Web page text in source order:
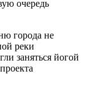
очередь
города не
реки
заняться йогой